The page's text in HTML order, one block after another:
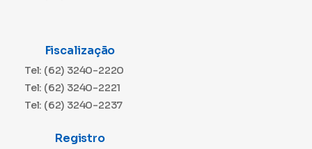
Fiscalização
Tel: (62) 3240-2220
Tel: (62) 3240-2221
Tel: (62) 3240-2237
Registro